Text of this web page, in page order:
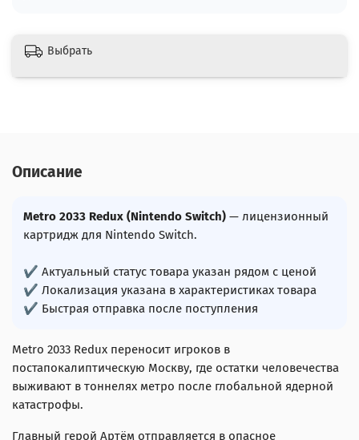
Выбрать
Описание
Metro 2033 Redux (Nintendo Switch) — лицензионный
картридж для Nintendo Switch.
✔ Актуальный статус товара указан рядом с ценой
✔ Локализация указана в характеристиках товара
✔ Быстрая отправка после поступления
Metro 2033 Redux переносит игроков в
постапокалиптическую Москву, где остатки человечества
выживают в тоннелях метро после глобальной ядерной
катастрофы.
Главный герой Артём отправляется в опасное